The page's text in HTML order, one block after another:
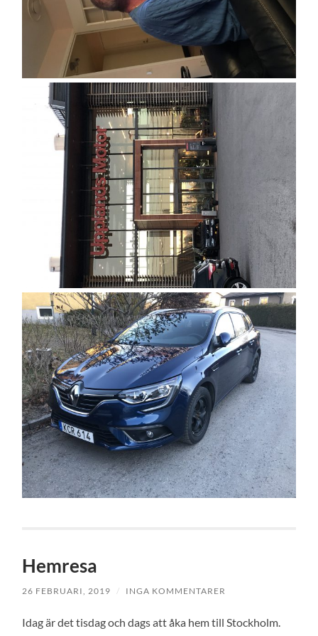
Hemresa
26 FEBRUARI, 2019 / INGA KOMMENTARER
Idag är det tisdag och dags att åka hem till Stockholm.